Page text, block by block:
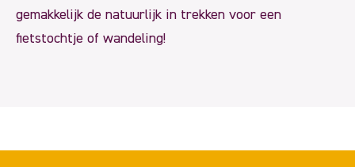
gemakkelijk de natuurlijk in trekken voor een
fietstochtje of wandeling!